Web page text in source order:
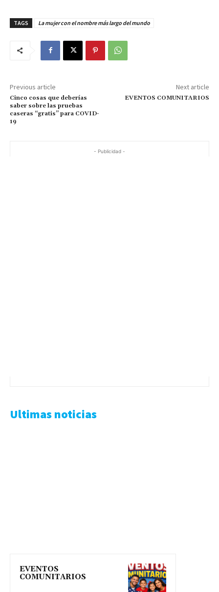
TAGS La mujer con el nombre más largo del mundo
Previous article
Cinco cosas que deberías
saber sobre las pruebas
caseras “gratis” para COVID-
19
Next article
EVENTOS COMUNITARIOS
- Publicidad -
Ultimas noticias
EVENTOS
COMUNITARIOS